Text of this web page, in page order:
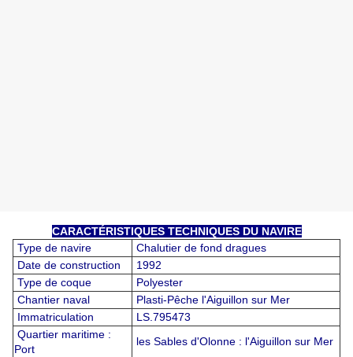
CARACTÉRISTIQUES TECHNIQUES DU NAVIRE
Type de navire
Chalutier de fond dragues
Date de construction
1992
Type de coque
Polyester
Chantier naval
Plasti-Pêche l'Aiguillon sur Mer
Immatriculation
LS.795473
Quartier maritime :
Port
les Sables d'Olonne : l'Aiguillon sur Mer